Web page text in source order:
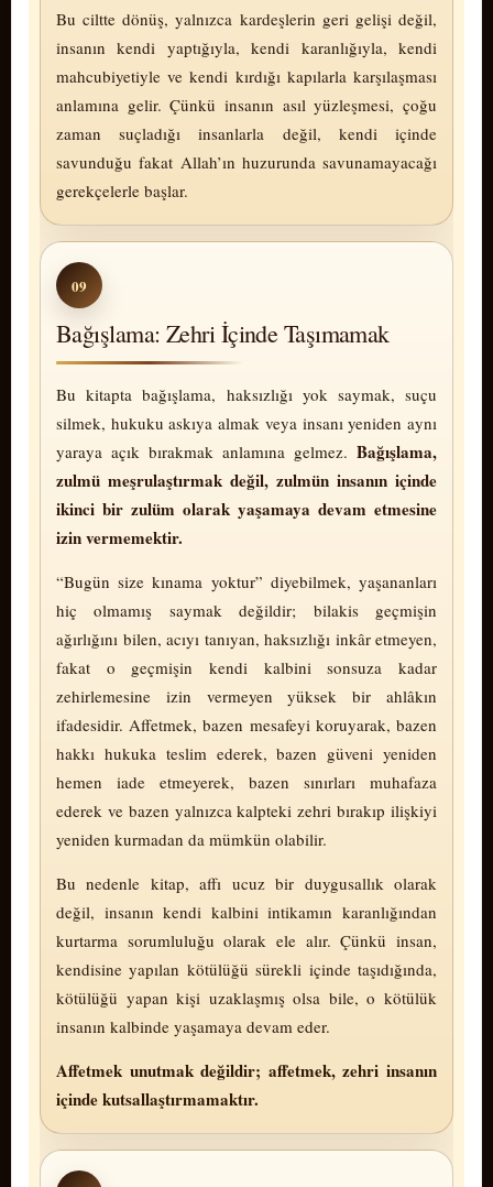
Bu ciltte dönüş, yalnızca kardeşlerin geri gelişi değil,
insanın kendi yaptığıyla, kendi karanlığıyla, kendi
mahcubiyetiyle ve kendi kırdığı kapılarla karşılaşması
anlamına gelir. Çünkü insanın asıl yüz­leş­me­si, çoğu
zaman suçladığı insanlarla değil, kendi içinde
savunduğu fakat Allah’ın huzurunda savunamayacağı
gerekçelerle başlar.
09
Bağışlama: Zehri İçinde Taşımamak
Bu kitapta bağışlama, haksızlığı yok saymak, suçu
silmek, hukuku askıya almak veya insanı yeniden aynı
yaraya açık bırakmak anlamına gelmez. Bağışlama,
zulmü meş­ru­laş­tır­mak değil, zulmün insanın içinde
ikinci bir zulüm olarak yaşamaya devam etmesine
izin vermemektir.
“Bugün size kınama yoktur” diyebilmek, yaşananları
hiç olmamış saymak değildir; bilakis geçmişin
ağırlığını bilen, acıyı tanıyan, haksızlığı inkâr etmeyen,
fakat o geçmişin kendi kalbini sonsuza kadar
zehirlemesine izin vermeyen yüksek bir ahlâkın
ifadesidir. Affetmek, bazen mesafeyi koruyarak, bazen
hakkı hukuka teslim ederek, bazen güveni yeniden
hemen iade etmeyerek, bazen sınırları muhafaza
ederek ve bazen yalnızca kalpteki zehri bırakıp ilişkiyi
yeniden kurmadan da mümkün olabilir.
Bu nedenle kitap, affı ucuz bir duygusallık olarak
değil, insanın kendi kalbini intikamın karanlığından
kurtarma sorumluluğu olarak ele alır. Çünkü insan,
kendisine yapılan kötülüğü sürekli içinde taşıdığında,
kötülüğü yapan kişi uzaklaşmış olsa bile, o kötülük
insanın kalbinde yaşamaya devam eder.
Affetmek unutmak değildir; affetmek, zehri insanın
içinde kutsallaştırmamaktır.